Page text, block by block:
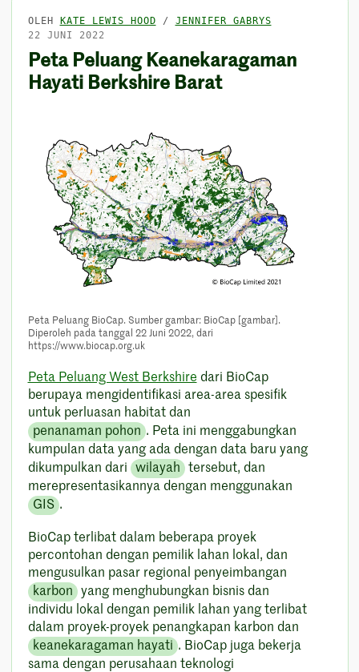
OLEH KATE LEWIS HOOD / JENNIFER GABRYS
22 JUNI 2022
Peta Peluang Keanekaragaman
Hayati Berkshire Barat
Peta Peluang BioCap. Sumber gambar: BioCap [gambar].
Diperoleh pada tanggal 22 Juni 2022, dari
https://www.biocap.org.uk
Peta Peluang West Berkshire dari BioCap
berupaya mengidentifikasi area-area spesifik
untuk perluasan habitat dan
penanaman pohon . Peta ini menggabungkan
kumpulan data yang ada dengan data baru yang
dikumpulkan dari
wilayah tersebut, dan
merepresentasikannya dengan menggunakan
GIS .
BioCap terlibat dalam beberapa proyek
percontohan dengan pemilik lahan lokal, dan
mengusulkan pasar regional penyeimbangan
karbon yang menghubungkan bisnis dan
individu lokal dengan pemilik lahan yang terlibat
dalam proyek-proyek penangkapan karbon dan
keanekaragaman hayati . BioCap juga bekerja
sama dengan perusahaan teknologi